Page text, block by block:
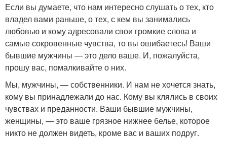
Если вы думаете, что нам интересно слушать о тех, кто
владел вами раньше, о тех, с кем вы занимались
любовью и кому адресовали свои громкие слова и
самые сокровенные чувства, то вы ошибаетесь! Ваши
бывшие мужчины — это дело ваше. И, пожалуйста,
прошу вас, помалкивайте о них.
Мы, мужчины, — собственники. И нам не хочется знать,
кому вы принадлежали до нас. Кому вы клялись в своих
чувствах и преданности. Ваши бывшие мужчины,
женщины, — это ваше грязное нижнее белье, которое
никто не должен видеть, кроме вас и ваших подруг.